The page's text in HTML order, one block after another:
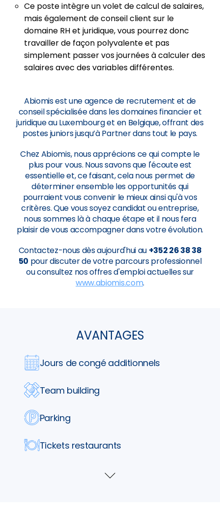
Ce poste intègre un volet de calcul de salaires,
mais également de conseil client sur le
domaine RH et juridique, vous pourrez donc
travailler de façon polyvalente et pas
simplement passer vos journées à calculer des
salaires avec des variables différentes.
Abiomis est une agence de recrutement et de
conseil spécialisée dans les domaines financier et
juridique au Luxembourg et en Belgique, offrant des
postes juniors jusqu’à Partner dans tout le pays.
Chez Abiomis, nous apprécions ce qui compte le
plus pour vous. Nous savons que l'écoute est
essentielle et, ce faisant, cela nous permet de
déterminer ensemble les opportunités qui
pourraient vous convenir le mieux ainsi qu'à vos
critères. Que vous soyez candidat ou entreprise,
nous sommes là à chaque étape et il nous fera
plaisir de vous accompagner dans votre évolution.
Contactez-nous dès aujourd'hui au +352 26 38 38
50 pour discuter de votre parcours professionnel
ou consultez nos offres d'emploi actuelles sur
www.abiomis.com.
AVANTAGES
Jours de congé additionnels
Team building
Parking
Tickets restaurants
Voir